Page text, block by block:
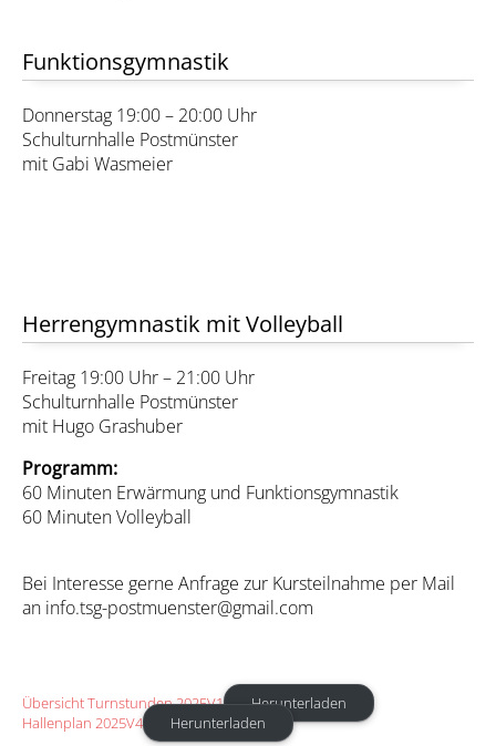
Funktionsgymnastik
Donnerstag 19:00 – 20:00 Uhr
Schulturnhalle Postmünster
mit Gabi Wasmeier
Herrengymnastik mit Volleyball
Freitag 19:00 Uhr – 21:00 Uhr
Schulturnhalle Postmünster
mit Hugo Grashuber
Programm:
60 Minuten Erwärmung und Funktionsgymnastik
60 Minuten Volleyball
Bei Interesse gerne Anfrage zur Kursteilnahme per Mail
an info.tsg-postmuenster@gmail.com
Übersicht Turnstunden 2025V1
Herunterladen
Hallenplan 2025V4
Herunterladen